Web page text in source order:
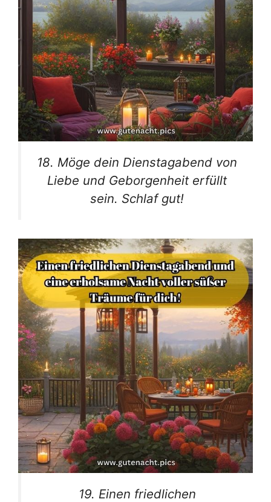
18. Möge dein Dienstagabend von
Liebe und Geborgenheit erfüllt
sein. Schlaf gut!
19. Einen friedlichen